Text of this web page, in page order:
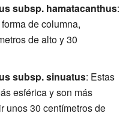
subsp. hamatacanthus:
de columna,
de alto y 30
subsp. sinuatus: Estas
esférica y son más
unos 30 centímetros de